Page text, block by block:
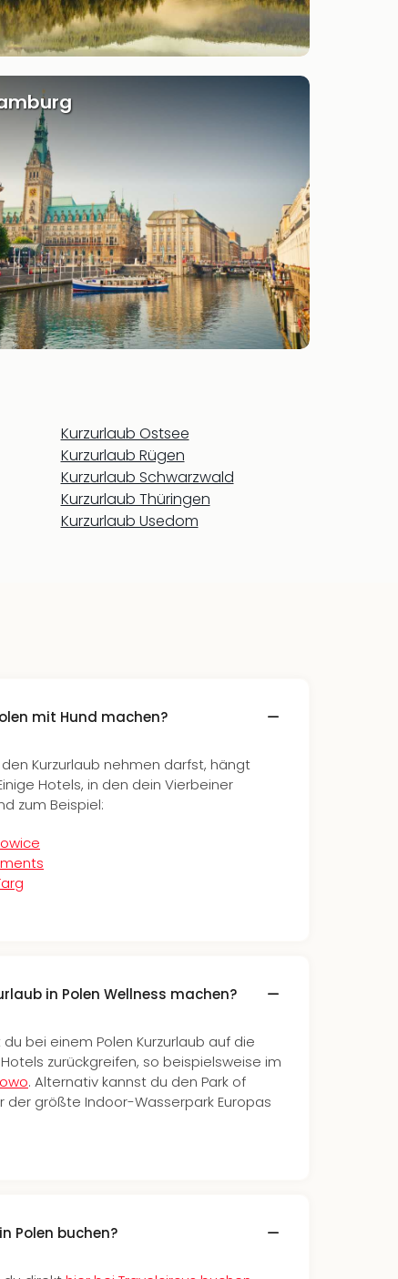
Kurzurlaub Ostsee
Kurzurlaub Rügen
Kurzurlaub Schwarzwald
Kurzurlaub Thüringen
Kurzurlaub Usedom
mit Hund machen?
Kurzurlaub nehmen darfst, hängt
Hotels, in den dein Vierbeiner
zum Beispiel:
in Polen Wellness machen?
bei einem Polen Kurzurlaub auf die
zurückgreifen, so beispielsweise im
. Alternativ kannst du den Park of
der größte Indoor-Wasserpark Europas
Polen buchen?